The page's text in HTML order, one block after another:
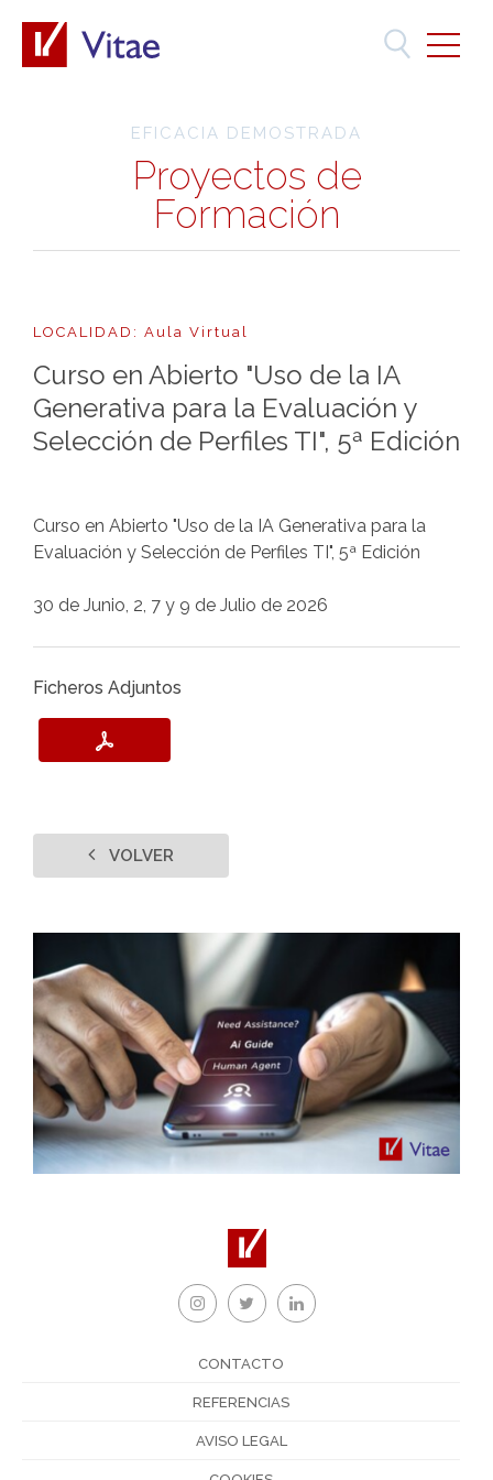
EFICACIA DEMOSTRADA
Proyectos de
Formación
LOCALIDAD: Aula Virtual
Curso en Abierto "Uso de la IA
Generativa para la Evaluación y
Selección de Perfiles TI", 5ª Edición
Curso en Abierto "Uso de la IA Generativa para la
Evaluación y Selección de Perfiles TI", 5ª Edición
30 de Junio, 2, 7 y 9 de Julio de 2026
Ficheros Adjuntos
VOLVER
CONTACTO
REFERENCIAS
AVISO LEGAL